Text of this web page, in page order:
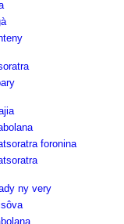
foronina
ny very